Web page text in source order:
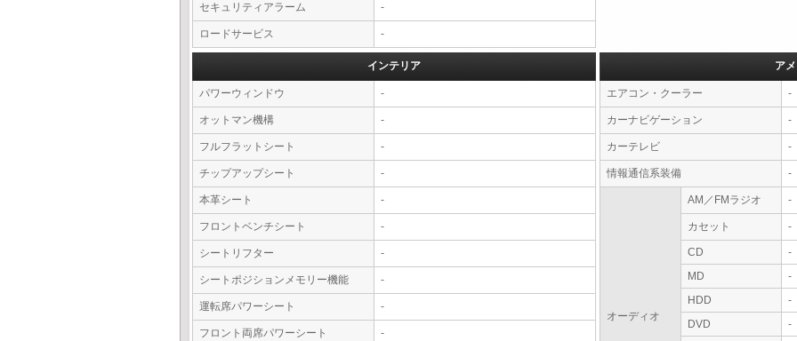
セキュリティアラーム -
ロードサービス -
インテリア
パワーウィンドウ -
オットマン機構 -
フルフラットシート -
チップアップシート -
本革シート -
フロントベンチシート -
シートリフター -
シートポジションメモリー機能 -
運転席パワーシート -
フロント両席パワーシート -
ア
エアコン・クーラー -
カーナビゲーション -
カーテレビ -
情報通信系装備 -
オーディオ
AM／FMラジオ -
カセット -
CD
-
MD
-
HDD
-
DVD
-